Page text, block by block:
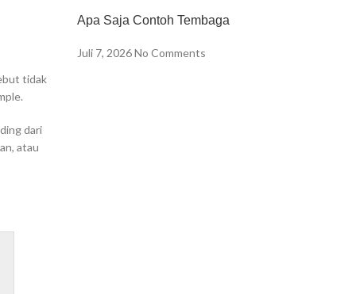
tidak
dari
atau
Apa Saja Contoh Tembaga
Juli 7, 2026 No Comments